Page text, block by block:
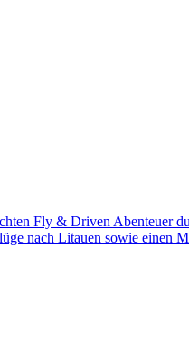
Fly & Driven Abenteuer
nach Litauen sowie einen